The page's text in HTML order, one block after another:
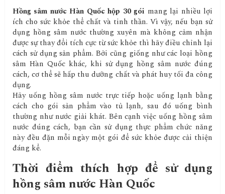
Hồng sâm nước Hàn Quốc hộp 30 gói mang lại nhiều lợi
ích cho sức khỏe thể chất và tinh thần. Vì vậy, nếu bạn sử
dụng hồng sâm nước thường xuyên mà không cảm nhận
được sự thay đổi tích cực từ sức khỏe thì hãy điều chỉnh lại
cách sử dụng sản phẩm. Bởi cũng giống như các loại hồng
sâm Hàn Quốc khác, khi sử dụng hồng sâm nước đúng
cách, cơ thể sẽ hấp thu dưỡng chất và phát huy tối đa công
dụng.
Hãy uống hồng sâm nước trực tiếp hoặc uống lạnh bằng
cách cho gói sản phẩm vào tủ lạnh, sau đó uống bình
thường như nước giải khát. Bên cạnh việc uống hồng sâm
nước đúng cách, bạn cần sử dụng thực phẩm chức năng
này đều đặn mỗi ngày một gói để sức khỏe được cải thiện
đáng kể.
Thời điểm thích hợp để sử dụng
hồng sâm nước Hàn Quốc